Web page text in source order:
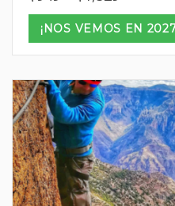
$949
through
$1,529
¡NOS VEMOS EN